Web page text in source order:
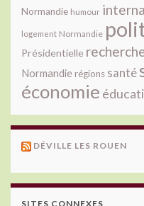
Normandie humour
logement Normandie
Présidentielle
Normandie régions santé
économie
DÉVILLE LES ROUEN
SITES CONNEXES